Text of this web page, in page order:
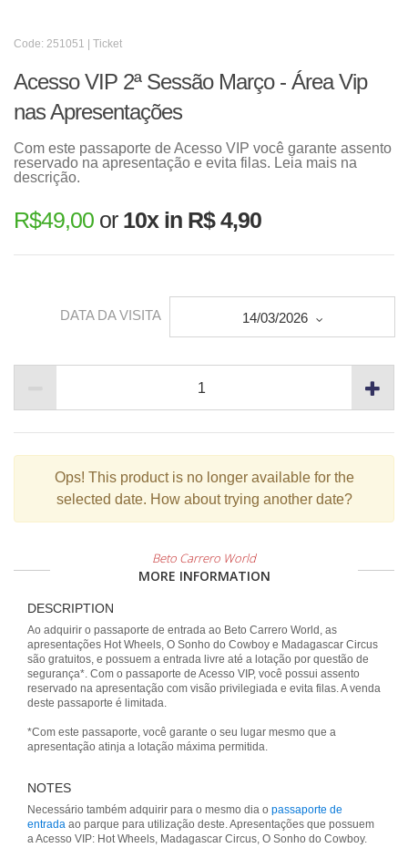
Code: 251051 | Ticket
Acesso VIP 2ª Sessão Março - Área Vip
nas Apresentações
Com este passaporte de Acesso VIP você garante assento
reservado na apresentação e evita filas. Leia mais na
descrição.
R$49,00 or 10x in R$ 4,90
DATA DA VISITA 14/03/2026
Ops! This product is no longer available for the
selected date. How about trying another date?
Beto Carrero World
MORE INFORMATION
DESCRIPTION
Ao adquirir o passaporte de entrada ao Beto Carrero World, as
apresentações Hot Wheels, O Sonho do Cowboy e Madagascar Circus
são gratuitos, e possuem a entrada livre até a lotação por questão de
segurança*. Com o passaporte de Acesso VIP, você possui assento
reservado na apresentação com visão privilegiada e evita filas. A venda
deste passaporte é limitada.
*Com este passaporte, você garante o seu lugar mesmo que a
apresentação atinja a lotação máxima permitida.
NOTES
Necessário também adquirir para o mesmo dia o passaporte de
entrada ao parque para utilização deste. Apresentações que possuem
a Acesso VIP: Hot Wheels, Madagascar Circus, O Sonho do Cowboy.